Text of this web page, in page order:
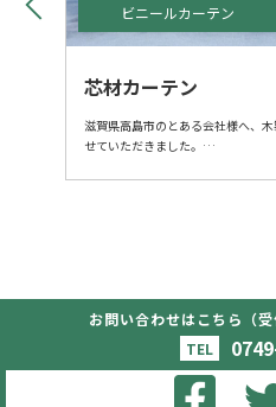
芯材カーテン
滋賀県高島市のとある会社様へ、
せていただきました。
風・防雨機能を確保するため、芯
ビニールカーテン
Copyright (c) -
お問い合わせはこちら（
TEL